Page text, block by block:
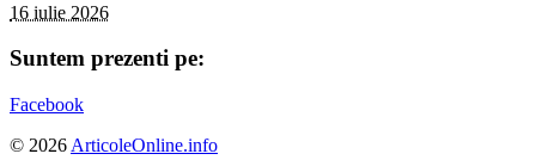
16 iulie 2026
Suntem prezenti pe:
Facebook
© 2026 ArticoleOnline.info